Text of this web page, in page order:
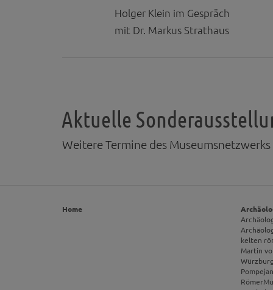
Holger Klein im Gespräch
mit Dr. Markus Strathaus
Aktuelle
Weitere Termine des
Home
kelten
Martin
Würzburg